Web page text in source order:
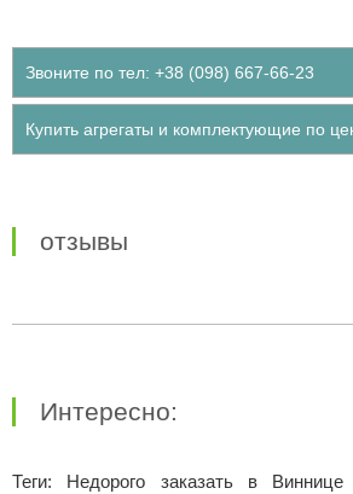
Звоните по тел: +38 (098) 667-66-23
Купить агрегаты и комплектующие по
отзывы
Интересно:
Теги: Недорого заказать в Виннице